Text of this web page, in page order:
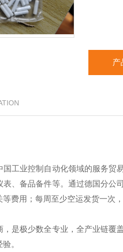
产
国工业控制自动化领域的服务
、备品备件等。通过德国分公
费用；每周至少空运发货一次，
，是极少数全专业，全产业链覆
。